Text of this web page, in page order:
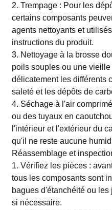
2. Trempage : Pour les
certains composants
agents nettoyants et
instructions du produit.
3. Nettoyage à la brosse
poils souples ou une
délicatement les différents
saleté et les dépôts de
4. Séchage à l'air
ou des tuyaux en
l'intérieur et l'extérieur du
qu'il ne reste aucune
Réassemblage et
1. Vérifiez les pièces :
tous les composants sont
bagues d'étanchéité ou
si nécessaire.